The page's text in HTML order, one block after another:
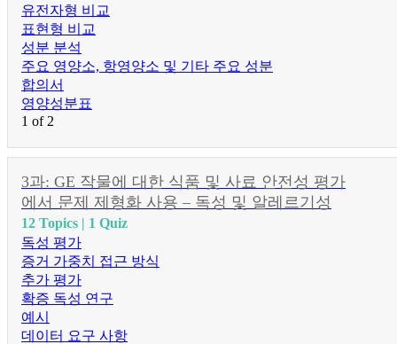
유전자형 비교
표현형 비교
성분 분석
주요 영양소, 항영양소 및 기타 주요 성분
합의서
영양성분표
1 of 2
3과: GE 작물에 대한 식품 및 사료 안전성 평가
에서 문제 제형화 사용 – 독성 및 알레르기성
12 Topics | 1 Quiz
독성 평가
증거 가중치 접근 방식
추가 평가
확증 독성 연구
예시
데이터 요구 사항